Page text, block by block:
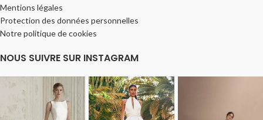
Mentions légales
Protection des données personnelles
Notre politique de cookies
NOUS SUIVRE SUR INSTAGRAM